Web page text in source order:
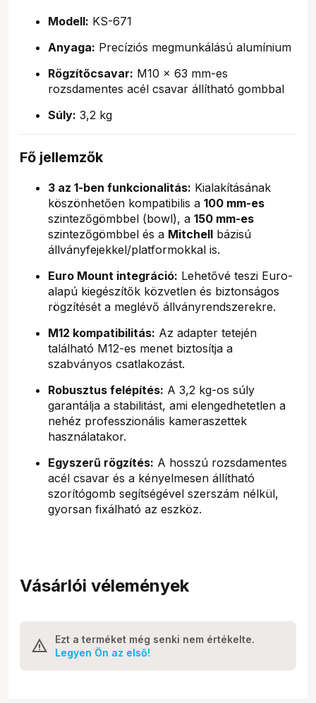
Modell: KS-671
Anyaga: Precíziós megmunkálású alumínium
Rögzítőcsavar: M10 x 63 mm-es
rozsdamentes acél csavar állítható gombbal
Súly: 3,2 kg
Fő jellemzők
3 az 1-ben funkcionalitás: Kialakításának
köszönhetően kompatibilis a 100 mm-es
szintezőgömbbel (bowl), a 150 mm-es
szintezőgömbbel és a Mitchell bázisú
állványfejekkel/platformokkal is.
Euro Mount integráció: Lehetővé teszi Euro-
alapú kiegészítők közvetlen és biztonságos
rögzítését a meglévő állványrendszerekre.
M12 kompatibilitás: Az adapter tetején
található M12-es menet biztosítja a
szabványos csatlakozást.
Robusztus felépítés: A 3,2 kg-os súly
garantálja a stabilitást, ami elengedhetetlen a
nehéz professzionális kameraszettek
használatakor.
Egyszerű rögzítés: A hosszú rozsdamentes
acél csavar és a kényelmesen állítható
szorítógomb segítségével szerszám nélkül,
gyorsan fixálható az eszköz.
Vásárlói vélemények
Ezt a terméket még senki nem értékelte.
Legyen Ön az első!